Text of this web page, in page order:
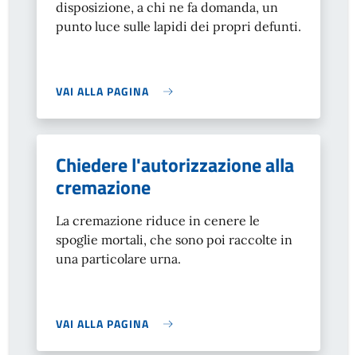
disposizione, a chi ne fa domanda, un
punto luce sulle lapidi dei propri defunti.
VAI ALLA PAGINA
Chiedere l'autorizzazione alla
cremazione
La cremazione riduce in cenere le
spoglie mortali, che sono poi raccolte in
una particolare urna.
VAI ALLA PAGINA